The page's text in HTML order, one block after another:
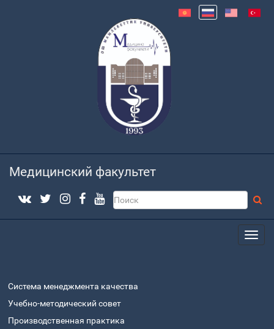
Медицинский факультет
Система менеджмента качества
Учебно-методический совет
Производственная практика